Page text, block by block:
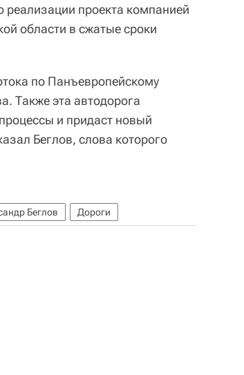
реализации проекта компанией
области в сжатые сроки
по Панъевропейскому
Также эта автодорога
и придаст новый
Беглов, слова которого
Беглов Дороги